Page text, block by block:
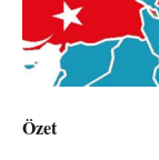
Özet